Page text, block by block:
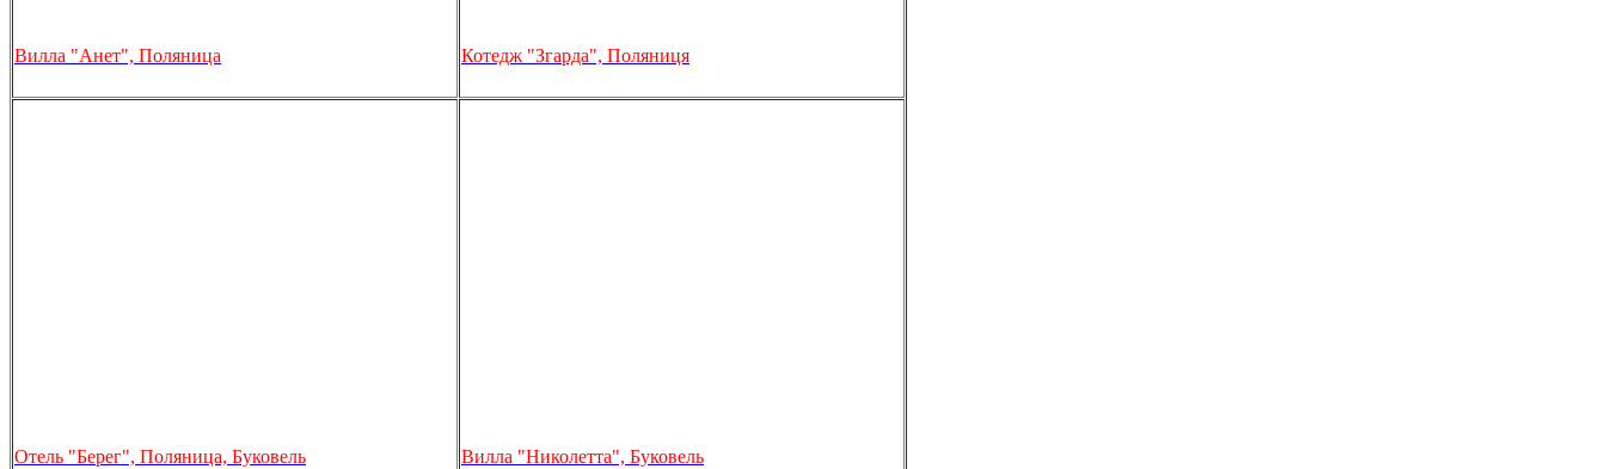
Вилла "Анет", Поляница Котедж "Згарда", Поляниця
Отель "Берег", Поляница, Буковель Вилла "Николетта", Буковель